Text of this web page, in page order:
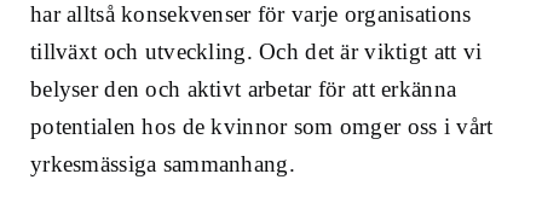
har alltså konsekvenser för varje organisations
tillväxt och utveckling. Och det är viktigt att vi
belyser den och aktivt arbetar för att erkänna
potentialen hos de kvinnor som omger oss i vårt
yrkesmässiga sammanhang.